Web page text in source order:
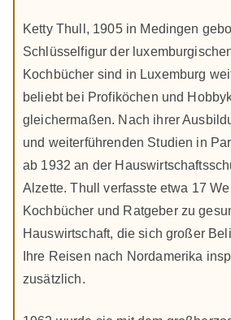
Ketty Thull, 1905 in Medingen
Schlüsselfigur der
Kochbücher sind in Luxemburg
beliebt bei Profiköchen und
gleichermaßen. Nach ihrer
und weiterführenden Studien in
ab 1932 an der
Alzette. Thull verfasste etwa 17
Kochbücher und Ratgeber zu
Hauswirtschaft, die sich großer
Ihre Reisen nach Nordamerika
zusätzlich.